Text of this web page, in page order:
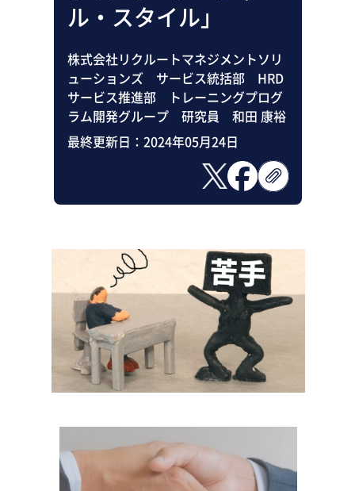
ル・スタイル」
株式会社リクルートマネジメントソリ
ューションズ サービス統括部 HRD
サービス推進部 トレーニングプログ
ラム開発グループ 研究員 和田 康裕
最終更新日： 2024年05月24日